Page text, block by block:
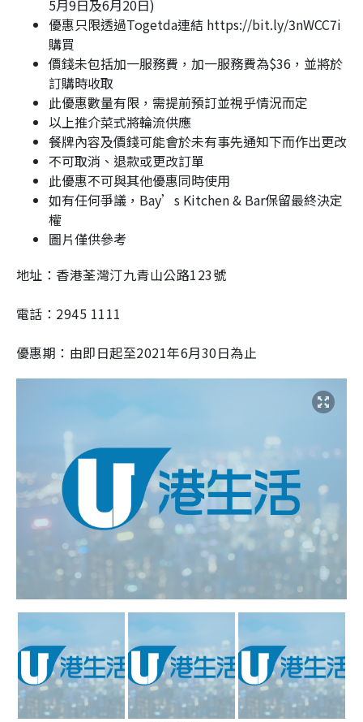
5月9日及6月20日)
優惠只限透過Togetda連結 https://bit.ly/3nWCC7i
購買
價錢未包括加一服務費，加一服務費為$36，並將於
訂購時收取
此優惠數量有限，需提前預訂並視乎情況而定
以上推介菜式將輪流供應
餐牌內容及價錢可能會於未有事先通知下而作出更改
不可取消、退款或更改訂單
此優惠不可與其他優惠同時使用
如有任何爭議，Bay’s Kitchen & Bar保留最終決定
權
圖片僅供參考
地址：香港荃灣汀九青山公路123號
電話：2945 1111
優惠期：由即日起至2021年6月30日為止